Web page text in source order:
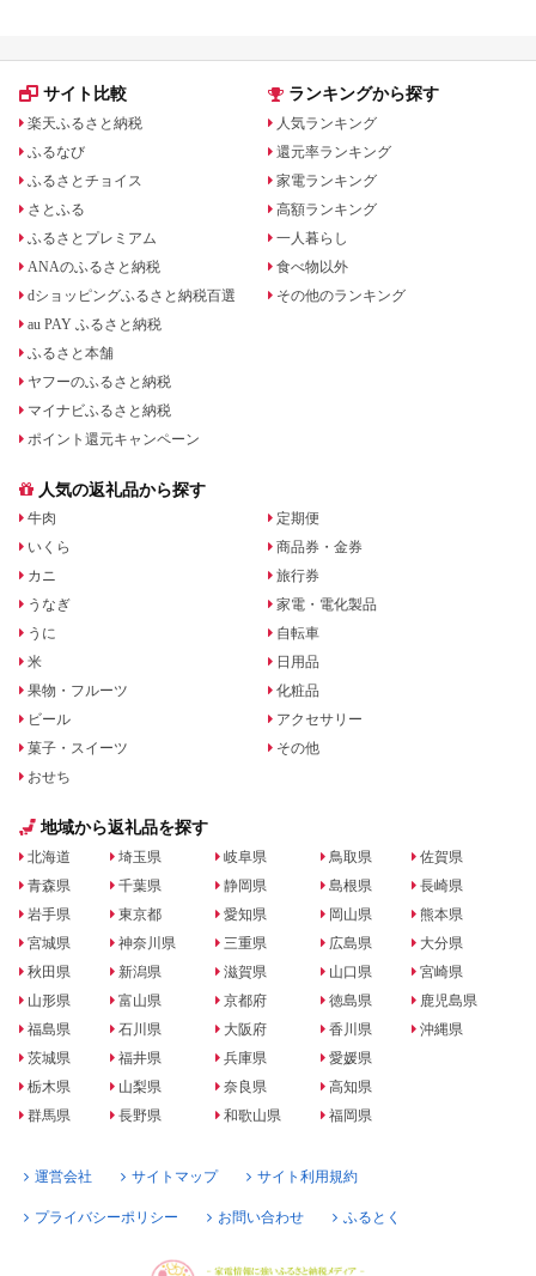
サイト比較
楽天ふるさと納税
ふるなび
ふるさとチョイス
さとふる
ふるさとプレミアム
ANAのふるさと納税
dショッピングふるさと納税百選
au PAY ふるさと納税
ふるさと本舗
ヤフーのふるさと納税
マイナビふるさと納税
ポイント還元キャンペーン
ランキングから探す
人気ランキング
還元率ランキング
家電ランキング
高額ランキング
一人暮らし
食べ物以外
その他のランキング
人気の返礼品から探す
牛肉
いくら
カニ
うなぎ
うに
米
果物・フルーツ
ビール
菓子・スイーツ
おせち
定期便
商品券・金券
旅行券
家電・電化製品
自転車
日用品
化粧品
アクセサリー
その他
地域から返礼品を探す
北海道
青森県
岩手県
宮城県
秋田県
山形県
福島県
茨城県
栃木県
群馬県
埼玉県
千葉県
東京都
神奈川県
新潟県
富山県
石川県
福井県
山梨県
長野県
岐阜県
静岡県
愛知県
三重県
滋賀県
京都府
大阪府
兵庫県
奈良県
和歌山県
鳥取県
島根県
岡山県
広島県
山口県
徳島県
香川県
愛媛県
高知県
福岡県
佐賀県
長崎県
熊本県
大分県
宮崎県
鹿児島県
沖縄県
運営会社 サイトマップ サイト利用規約
プライバシーポリシー お問い合わせ ふるとく